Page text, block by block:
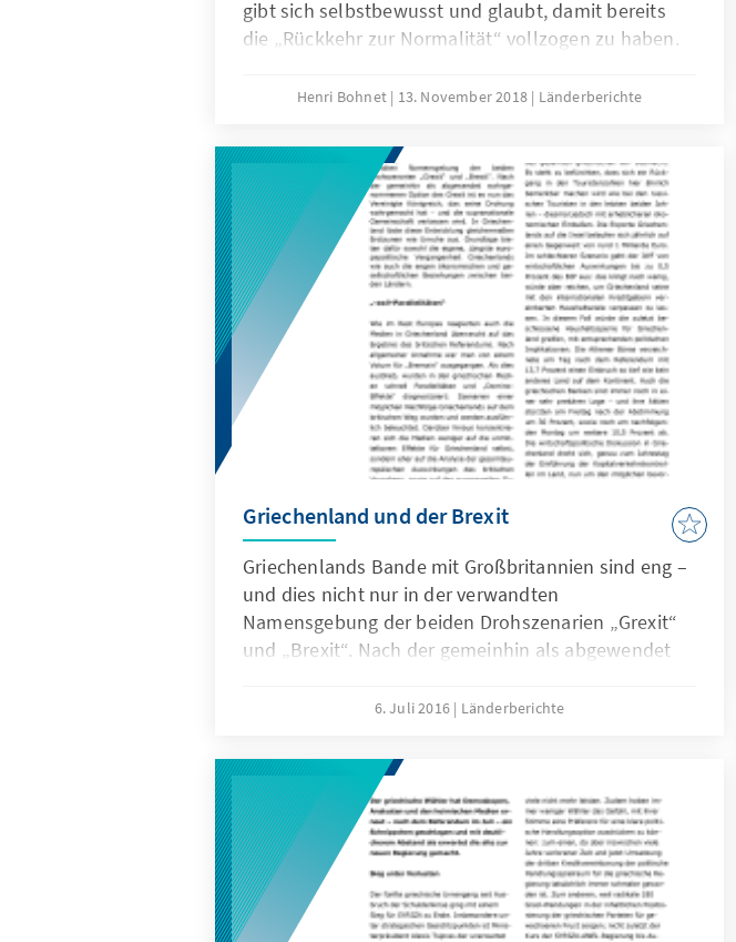
gibt sich selbstbewusst und glaubt, damit bereits
die „Rückkehr zur Normalität“ vollzogen zu haben.
sich, dass Tsipras und seine Mannschaft die
antreten wollen. Vor dem Hinter-grund der
aktuellen Unruhe auf den Finanzmärkten verheißt
das nichts Gutes für die wirtschaftliche Erholung des
Krisengeschüttelten Landes.
Henri Bohnet 13. November 2018 Länderberichte
Griechenland und der Brexit
Griechenlands Bande mit Großbritannien sind eng –
und dies nicht nur in der verwandten
Namensgebung der beiden Drohszenarien „Grexit“
und „Brexit“. Nach der gemeinhin als abgewendet
Vereinigte Königreich, das seine Drohung
Gemeinschaft verlassen wird. In Griechenland löste
diese Entwicklung gleichermaßen Erstaunen wie
Unruhe aus. Grundlage bieten dafür die eigene,
jüngste europapolitische Vergangenheit
Griechenlands, die engen ökonomischen und
gesellschaftlichen Beziehungen zwischen beiden
Ländern.
6. Juli 2016 Länderberichte